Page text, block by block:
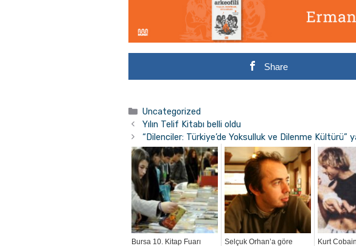
Share
Kategoriler
Uncategorized
Yılın Telif Kitabı belli oldu
“Dilenciler: Türkiye’de Yoksulluk ve Dilenme Kültürü”
Bursa 10. Kitap Fuarı
Selçuk Orhan’a göre
Kurt